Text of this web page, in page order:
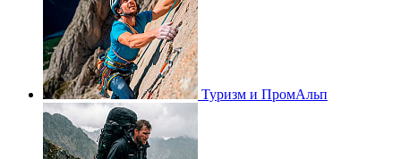
Туризм и ПромАльп